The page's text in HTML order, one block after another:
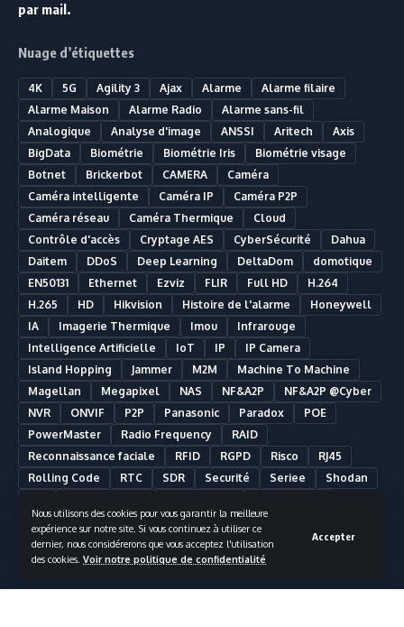
Nous utilisons des cookies pour vous garantir la meilleure
expérience sur notre site. Si vous continuez à utiliser ce
dernier, nous considérerons que vous acceptez l'utilisation
des cookies. Voir notre politique de confidentialité
Accepter
par mail.
Nuage d’étiquettes
4K 5G Agility 3 Ajax Alarme
Alarme filaire
Alarme Maison
Alarme Radio
Alarme sans-fil
Analogique
Analyse d'image ANSSI Aritech
Axis
BigData
Biométrie Biométrie Iris
Biométrie visage
Botnet
Brickerbot CAMERA
Caméra
Caméra intelligente
Caméra IP
Caméra P2P
Caméra réseau
Caméra Thermique
Cloud
Contrôle d'accès
Cryptage AES CyberSécurité
Dahua
Daitem
DDoS Deep Learning DeltaDom
domotique
EN50131
Ethernet Ezviz FLIR Full HD
H.264
H.265
HD Hikvision Histoire de l'alarme
Honeywell
IA
Imagerie Thermique Imou
Infrarouge
Intelligence Artificielle
IoT IP
IP Camera
Island Hopping
Jammer M2M
Machine To Machine
Magellan
Megapixel NAS NF&A2P
NF&A2P @Cyber
NVR
ONVIF P2P Panasonic Paradox
POE
PowerMaster
Radio Frequency
RAID
Reconnaissance faciale
RFID RGPD Risco
RJ45
Rolling Code
RTC SDR Securité Seriee
Shodan
Somfy
Synology Télésurveillance
UTC Fire & Security
Vidéosurveillance
Vidéosurveillance Analytique
Visonic